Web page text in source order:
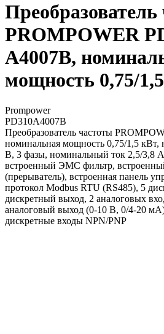
PROMPOWER
A4007B,
мощность 0,75/
Prompower
PD310A4007B
Преобразователь частоты
номинальная мощность 0,75/1,5 кВт,
В, 3 фазы, номинальный ток 2,5/3,8
встроенный ЭМС фильтр,
(прерыватель), встроенная панель
протокол Modbus RTU (RS485), 5
дискретный выход, 2 аналоговых
аналоговый выход (0-10 В, 0/4-20
дискретные входы NPN/PNP